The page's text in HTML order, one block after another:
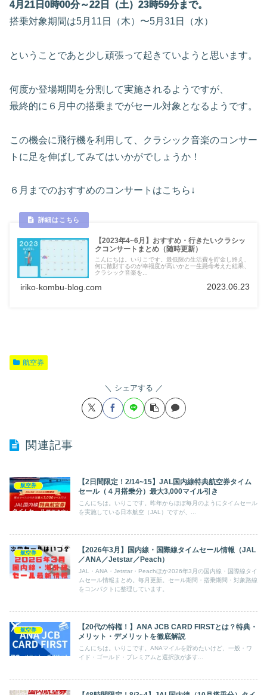
4月21日0時00分～22日（土）23時59分まで。
搭乗対象期間は5月11日（木）〜5月31日（水）
ということであと少し頑張って起きていようと思います。
何度か登場期間を分割して実施されるようですが、
最終的に６月中の搭乗までがセール対象となるようです。
この機会に飛行機を利用して、クラシック音楽のコンサー
トに足を伸ばしてみてはいかがでしょうか！
６月までのおすすめのコンサートはこちら↓
【2023年4~6月】おすすめ・行きたいクラシッ
クコンサートまとめ（随時更新）
こんにちは。いりこです。最低限の生活費を貯金し終え、
何に散財するのが幸福度が高いかと一生懸命考えた結果、
クラシック音楽を...
iriko-kombu-blog.com 2023.06.23
航空券
シェアする
関連記事
航空券
【2日間限定！2/14~15】JAL国内線特典航空券タイム
セール（４月搭乗分）最大3,000マイル引き
こんにちは。いりこです。昨年からほぼ毎月のようにタイムセール
を実施している日本航空（JAL）ですが、...
航空券
【2026年3月】国内線・国際線タイムセール情報（JAL
／ANA／Jetstar／Peach）
JAL・ANA・Jetstar・Peachほか2026年3月の国内線・国際線タイ
ムセール情報まとめ。毎月更新。セール期間・搭乗期間・対象路線
をコンパクトに整理しています。
航空券
【20代の特権！】ANA JCB CARD FIRSTとは？特典・
メリット・デメリットを徹底解説
こんにちは。いりこです。ANAマイルを貯めたいけど、一般・ワ
イド・ゴールド・プレミアムと選択肢が多す...